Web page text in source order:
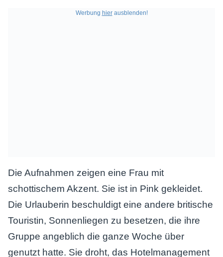
Werbung hierausblenden!
Die Aufnahmen zeigen eine Frau mit
schottischem Akzent. Sie ist in Pink gekleidet.
Die Urlauberin beschuldigt eine andere britische
Touristin, Sonnenliegen zu besetzen, die ihre
Gruppe angeblich die ganze Woche über
genutzt hatte. Sie droht, das Hotelmanagement